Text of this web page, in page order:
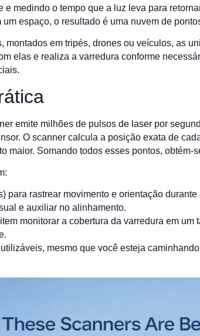
medindo o tempo que a luz leva para
espaço, o resultado é uma nuvem de
montados em tripés, drones ou veículos, as
elas e realiza a varredura conforme
emite milhões de pulsos de laser por
O scanner calcula a posição exata de
maior. Somando todos esses pontos,
para rastrear movimento e orientação
e auxiliar no alinhamento.
monitorar a cobertura da varredura em
mesmo que você esteja